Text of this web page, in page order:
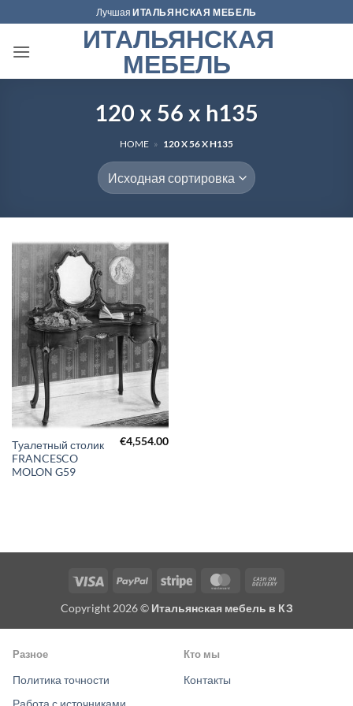
to
content
ЛучшаяИТАЛЬЯНСКАЯ МЕБЕЛЬ
ИТАЛЬЯНСКАЯ
МЕБЕЛЬ
120 x 56 x h135
HOME » 120 X 56 X H135
Туалетный столик
FRANCESCO
MOLON G59
€4,554.00
Visa PayPal Stripe MasterCard
Delivery
Copyright 2026 © Итальянская мебель в КЗ
Разное
Политика точности
Кто мы
Контакты